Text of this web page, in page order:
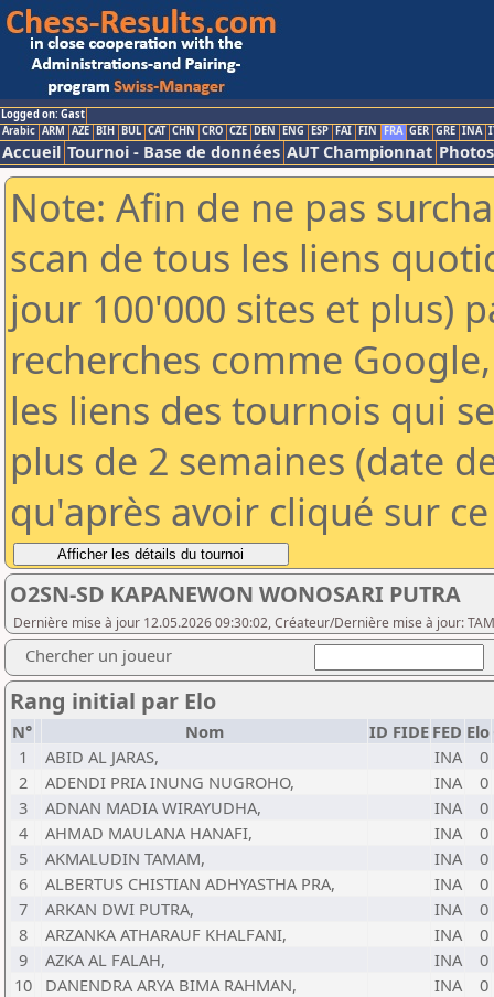
Logged on: Gast
Arabic ARM AZE BIH BUL CAT CHN CRO CZE DEN ENG ESP FAI FIN FRA GER GRE INA
Accueil Tournoi - Base de données AUT Championnat Photos
Note: Afin de ne pas
scan de tous les liens
jour 100'000 sites et plus)
recherches comme
les liens des tournois qui
plus de 2 semaines (date
qu'après avoir cliqué sur
O2SN-SD KAPANEWON WONOSARI PUTRA
Dernière mise à jour 12.05.2026 09:30:02, Créateur/Dernière mise à jour:
Chercher un joueur
Rang initial par Elo
N° Nom ID FIDE FED Elo
1
ABID AL JARAS, INA
0
2
ADENDI PRIA INUNG NUGROHO, INA
0
3
ADNAN MADIA WIRAYUDHA, INA
0
4
AHMAD MAULANA HANAFI, INA
0
5
AKMALUDIN TAMAM, INA
0
6
ALBERTUS CHISTIAN ADHYASTHA PRA, INA
0
7
ARKAN DWI PUTRA, INA
0
8
ARZANKA ATHARAUF KHALFANI, INA
0
9
AZKA AL FALAH, INA
0
10
DANENDRA ARYA BIMA RAHMAN, INA
0